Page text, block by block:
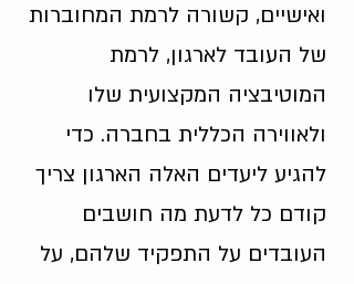
ואישיים, קשורה לרמת המחוברות
של העובד לארגון, לרמת
המוטיבציה המקצועית שלו
ולאווירה הכללית בחברה. כדי
להגיע ליעדים האלה הארגון צריך
קודם כל לדעת מה חושבים
העובדים על התפקיד שלהם, על